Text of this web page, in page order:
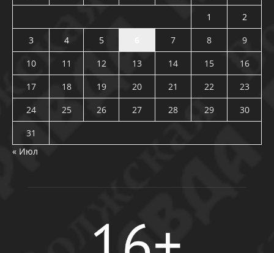
1
2
3
4 5 7 8
9
10
11 12 13 14 15
16
17
18 19 20 21 22
23
24
25 26 27 28 29
30
31
« Июл